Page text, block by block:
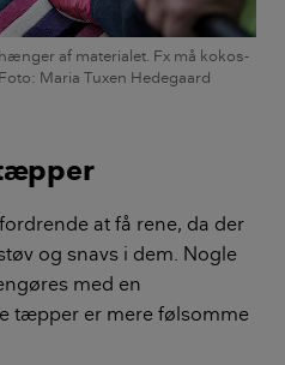
af materialet. Fx må kokos-
Maria Tuxen Hedegaard
at få rene, da der
og snavs i dem. Nogle
med en
tæpper er mere følsomme